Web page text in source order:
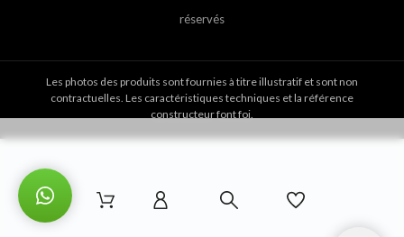
réservés
Les photos des produits sont fournies à titre illustratif et sont non
contractuelles. Les caractéristiques techniques et la référence
constructeur font foi.